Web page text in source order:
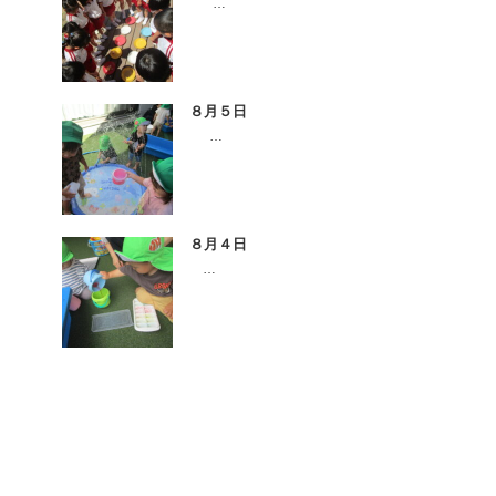
…
８月５日
…
８月４日
…